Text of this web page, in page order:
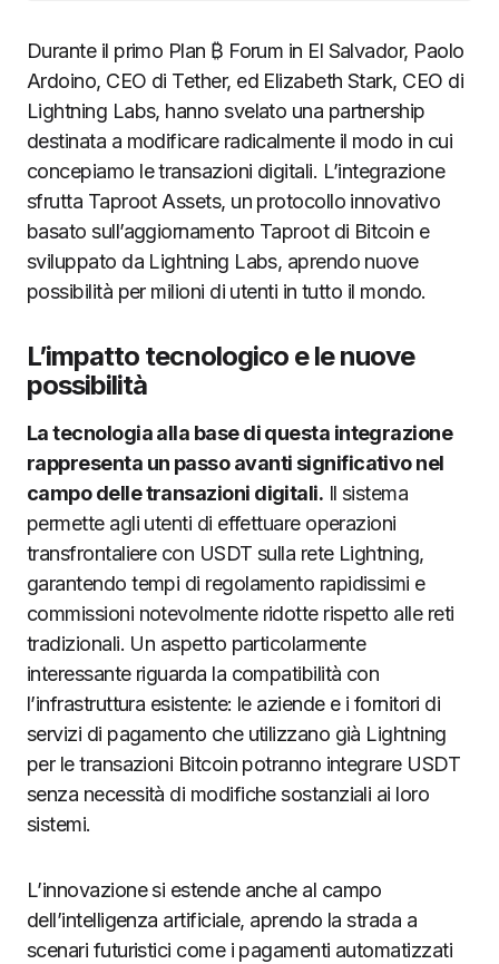
Durante il primo Plan ₿ Forum in El Salvador, Paolo
Ardoino, CEO di Tether, ed Elizabeth Stark, CEO di
Lightning Labs, hanno svelato una partnership
destinata a modificare radicalmente il modo in cui
concepiamo le transazioni digitali. L’integrazione
sfrutta Taproot Assets, un protocollo innovativo
basato sull’aggiornamento Taproot di Bitcoin e
sviluppato da Lightning Labs, aprendo nuove
possibilità per milioni di utenti in tutto il mondo.
L’impatto tecnologico e le nuove
possibilità
La tecnologia alla base di questa integrazione
rappresenta un passo avanti significativo nel
campo delle transazioni digitali. Il sistema
permette agli utenti di effettuare operazioni
transfrontaliere con USDT sulla rete Lightning,
garantendo tempi di regolamento rapidissimi e
commissioni notevolmente ridotte rispetto alle reti
tradizionali. Un aspetto particolarmente
interessante riguarda la compatibilità con
l’infrastruttura esistente: le aziende e i fornitori di
servizi di pagamento che utilizzano già Lightning
per le transazioni Bitcoin potranno integrare USDT
senza necessità di modifiche sostanziali ai loro
sistemi.
L’innovazione si estende anche al campo
dell’intelligenza artificiale, aprendo la strada a
scenari futuristici come i pagamenti automatizzati